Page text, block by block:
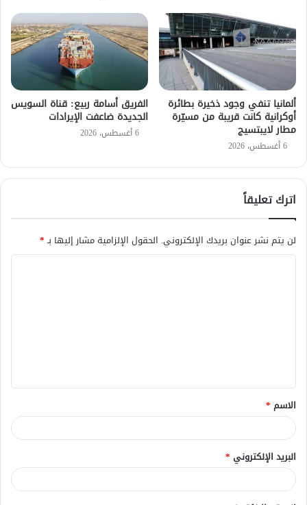
ألمانيا تنفي وجود ذخيرة بطائرة
أوكرانية كانت قريبة من مسيّرة
مطار لايبتسيج
6 أغسطس، 2026
الفريق أسامة ربيع: قناة السويس
الجديدة ضاعفت الإيرادات
6 أغسطس، 2026
اترك تعليقاً
لن يتم نشر عنوان بريدك الإلكتروني. الحقول الإلزامية مشار إليها بـ*
ق
*
الاسم *
البريد الإلكتروني *